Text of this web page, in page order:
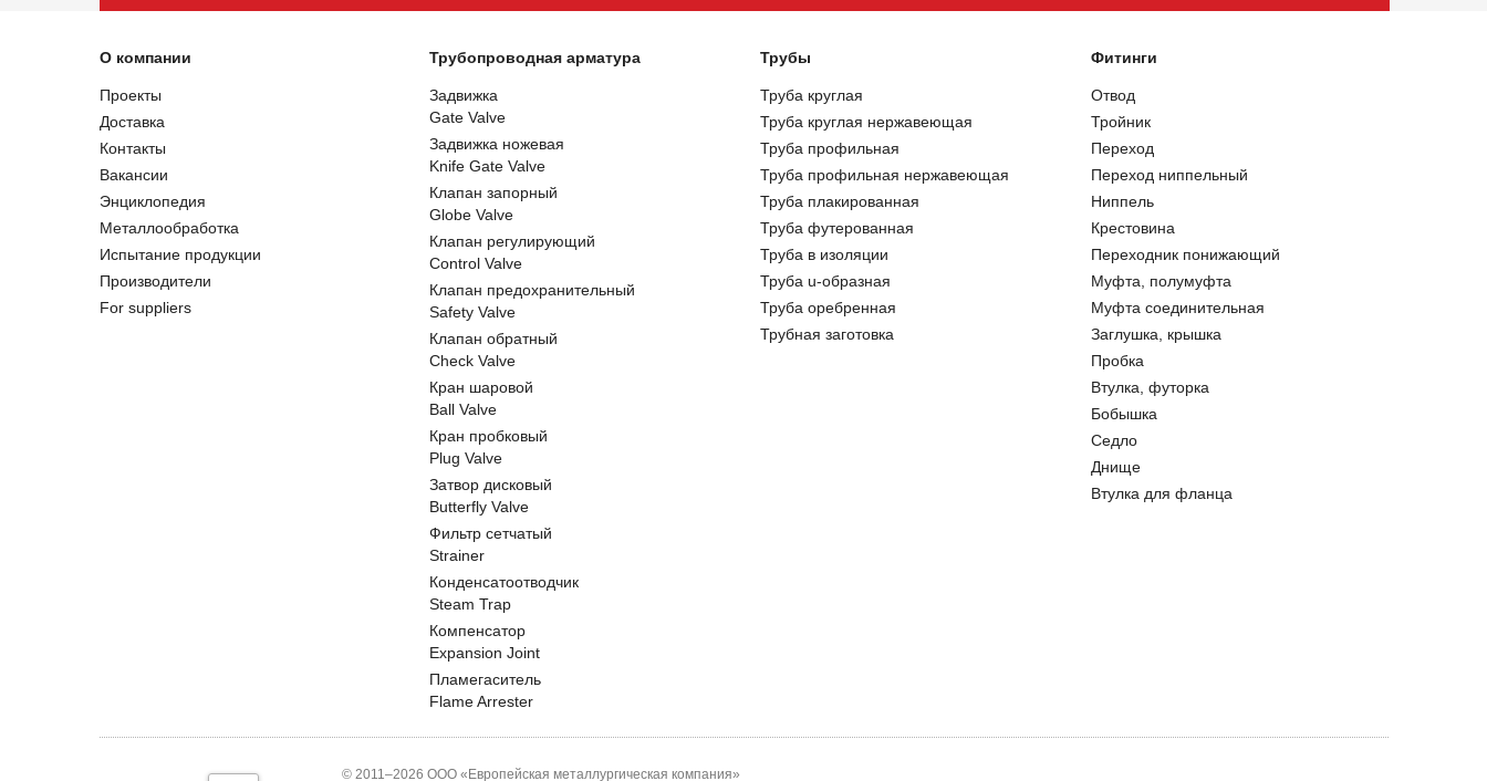
О компании
Проекты
Доставка
Контакты
Вакансии
Энциклопедия
Металлообработка
Испытание продукции
Производители
For suppliers
Трубопроводная арматура
Задвижка
Gate Valve
Задвижка ножевая
Knife Gate Valve
Клапан запорный
Globe Valve
Клапан регулирующий
Control Valve
Клапан предохранительный
Safety Valve
Клапан обратный
Check Valve
Кран шаровой
Ball Valve
Кран пробковый
Plug Valve
Затвор дисковый
Butterfly Valve
Фильтр сетчатый
Strainer
Конденсатоотводчик
Steam Trap
Компенсатор
Expansion Joint
Пламегаситель
Flame Arrester
Трубы
Труба круглая
Труба круглая нержавеющая
Труба профильная
Труба профильная нержавеющая
Труба плакированная
Труба футерованная
Труба в изоляции
Труба u-образная
Труба оребренная
Трубная заготовка
Фитинги
Отвод
Тройник
Переход
Переход ниппельный
Ниппель
Крестовина
Переходник понижающий
Муфта, полумуфта
Муфта соединительная
Заглушка, крышка
Пробка
Втулка, футорка
Бобышка
Седло
Днище
Втулка для фланца
© 2011–2026 ООО «Европейская металлургическая компания»